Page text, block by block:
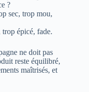
?
sec, trop mou,
épicé, fade.
ne doit pas
reste équilibré,
maîtrisés, et